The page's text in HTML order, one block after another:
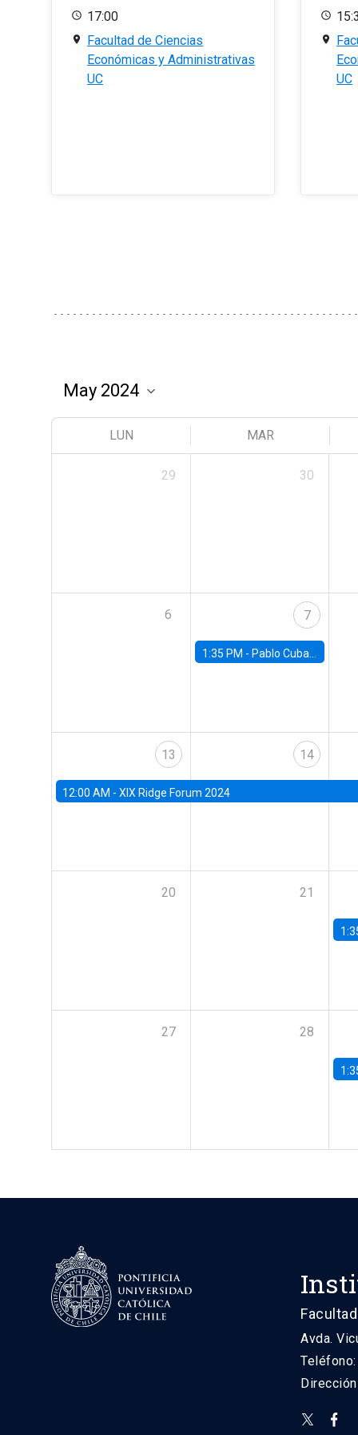
17:00
Facultad de Ciencias
Económicas y Administrativas
UC
UC
LUN MAR
29 30
6 7
1:35 PM - Pablo Cuba, FED Board
13
12:00 AM - XIX Ridge Forum 2024
14
20 21
27 28
Avda.